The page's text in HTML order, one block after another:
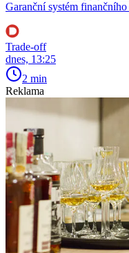
Garanční systém finančního
Trade-off
dnes, 13:25
2 min
Reklama